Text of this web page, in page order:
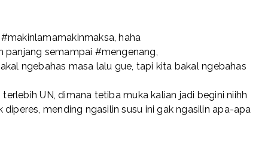
haha
semampai #mengenang,
ngebahas masa lalu gue, tapi kita bakal ngebahas
UN, dimana tetiba muka kalian jadi begini niihh
mending ngasilin susu ini gak ngasilin apa-apa